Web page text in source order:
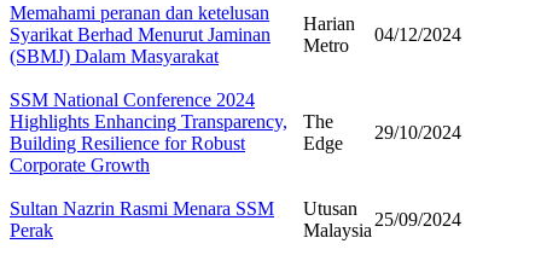
Memahami peranan dan ketelusan
Syarikat Berhad Menurut Jaminan
(SBMJ) Dalam Masyarakat
Harian
Metro
04/12/2024
SSM National Conference 2024
Highlights Enhancing Transparency,
Building Resilience for Robust
Corporate Growth
The
Edge
29/10/2024
Sultan Nazrin Rasmi Menara SSM
Perak
Utusan
Malaysia
25/09/2024